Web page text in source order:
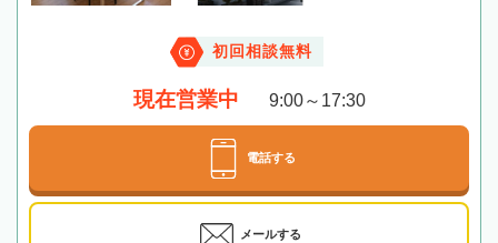
初回相談無料
現在営業中 9:00～17:30
電話する
メールする